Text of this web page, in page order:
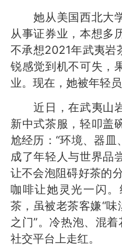
她从美国西北大学
从事证券业，本想多
不承想2021年武夷岩
锐感觉到机不可失，
业。现在，她被年轻员
近日，在武夷山岩
新中式茶服，轻叩盖
尬经历：“环境、器皿
成了年轻人与世界品
让不会泡阻碍好茶的
咖啡让她灵光一闪
茶，虽被老茶客嫌“味
之门”。冷热泡、混
社交平台上走红。